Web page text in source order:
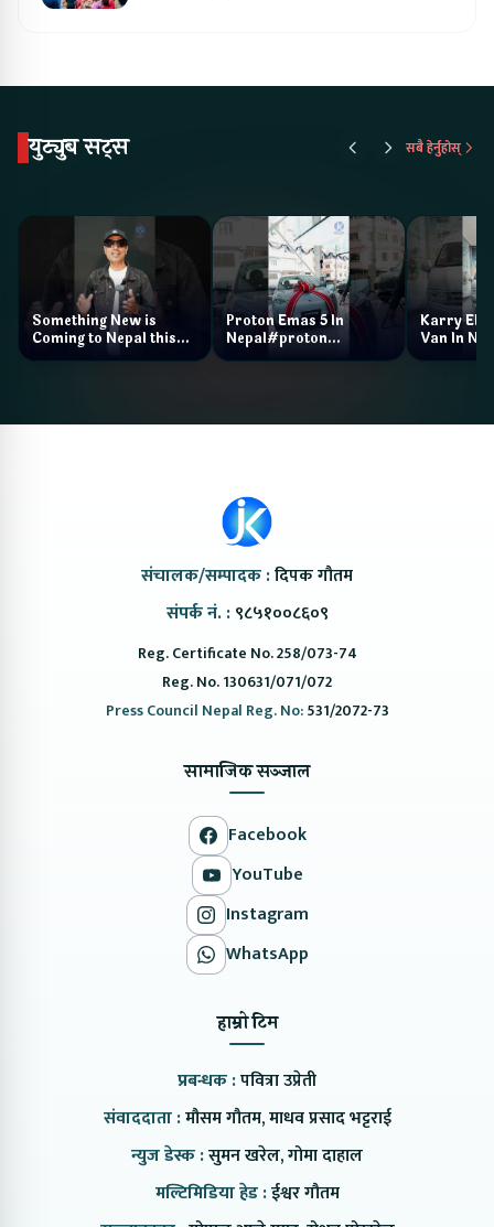
युट्युब सट्स सबै हेर्नुहोस्
Something New is
Coming to Nepal this
NAIMA Mobility Expo
Proton Emas 5 In
Nepal#proton
Karry
Van In
Bazar II
संचालक/सम्पादक :दिपक गौतम
संपर्क नं. : ९८५१००८६०९
Reg. Certificate No. 258/073-74
Reg. No. 130631/071/072
Press Council Nepal Reg. No:531/2072-73
सामाजिक सञ्जाल
Facebook
YouTube
Instagram
WhatsApp
हाम्रो टिम
प्रबन्धक :पवित्रा उप्रेती
संवाददाता :मौसम गौतम, माधव प्रसाद भट्टराई
न्युज डेस्क :सुमन खरेल, गोमा दाहाल
मल्टिमिडिया हेड :ईश्वर गौतम